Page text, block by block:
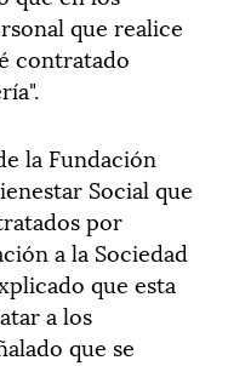
que realice
contratado
la Fundación
Social que
por
a la Sociedad
que esta
a los
que se